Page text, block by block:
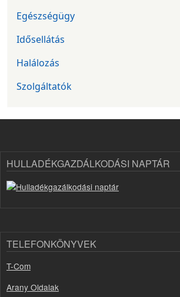
Egészségügy
Idősellátás
Halálozás
Szolgáltatók
HULLADÉKGAZDÁLKODÁSI NAPTÁR
TELEFONKÖNYVEK
T-Com
Arany Oldalak